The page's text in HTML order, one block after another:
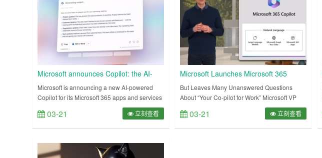
Microsoft announces Copilot: the AI-
powered future of Office documents
Microsoft is announcing a new AI-powered
Copilot for its Microsoft 365 apps and services
today, designed to assist people with
generating documents, emails, presentations,
and muc……
03-21 立刻查看
Microsoft Launches Microsoft 365
Copilot
But Leaves Many Unanswered Questions
About “Your Co-pilot for Work” Microsoft VP
Jared Spataro reveals the inner workings of
Microsoft 365 CoPilot I spent an interesting
afternoo……
03-21 立刻查看